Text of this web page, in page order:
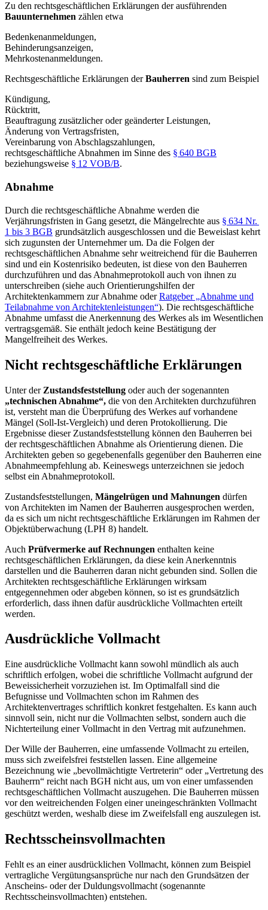
Zu den rechtsgeschäftlichen Erklärungen der ausführenden
Bauunternehmen zählen etwa
Bedenkenanmeldungen,
Behinderungsanzeigen,
Mehrkostenanmeldungen.
Rechtsgeschäftliche Erklärungen derBauherren sind zum Beispiel
Kündigung,
Rücktritt,
Beauftragung zusätzlicher oder geänderter Leistungen,
Änderung von Vertragsfristen,
Vereinbarung von Abschlagszahlungen,
rechtsgeschäftliche Abnahmen im Sinne des § 640 BGB
beziehungsweise § 12 VOB/B.
Abnahme
Durch die rechtsgeschäftliche Abnahme werden die
Verjährungsfristen in Gang gesetzt, die Mängelrechte aus § 634 Nr.
1 bis 3 BGB grundsätzlich ausgeschlossen und die Beweislast kehrt
sich zugunsten der Unternehmer um. Da die Folgen der
rechtsgeschäftlichen Abnahme sehr weitreichend für die Bauherren
sind und ein Kostenrisiko bedeuten, ist diese von den Bauherren
durchzuführen und das Abnahmeprotokoll auch von ihnen zu
unterschreiben (siehe auch Orientierungshilfen der
Architektenkammern zur Abnahme oderRatgeber „Abnahme und
Teilabnahme von Architektenleistungen“). Die rechtsgeschäftliche
Abnahme umfasst die Anerkennung des Werkes als im Wesentlichen
vertragsgemäß. Sie enthält jedoch keine Bestätigung der
Mangelfreiheit des Werkes.
Nicht rechtsgeschäftliche Erklärungen
Unter der Zustandsfeststellung oder auch der sogenannten
„technischen Abnahme“, die von den Architekten durchzuführen
ist, versteht man die Überprüfung des Werkes auf vorhandene
Mängel (Soll-Ist-Vergleich) und deren Protokollierung. Die
Ergebnisse dieser Zustandsfeststellung können den Bauherren bei
der rechtsgeschäftlichen Abnahme als Orientierung dienen. Die
Architekten geben so gegebenenfalls gegenüber den Bauherren eine
Abnahmeempfehlung ab. Keineswegs unterzeichnen sie jedoch
selbst ein Abnahmeprotokoll.
Zustandsfeststellungen, Mängelrügen und Mahnungen dürfen
von Architekten im Namen der Bauherren ausgesprochen werden,
da es sich um nicht rechtsgeschäftliche Erklärungen im Rahmen der
Objektüberwachung (LPH 8) handelt.
Auch Prüfvermerke auf Rechnungen enthalten keine
rechtsgeschäftlichen Erklärungen, da diese kein Anerkenntnis
darstellen und die Bauherren daran nicht gebunden sind. Sollen die
Architekten rechtsgeschäftliche Erklärungen wirksam
entgegennehmen oder abgeben können, so ist es grundsätzlich
erforderlich, dass ihnen dafür ausdrückliche Vollmachten erteilt
werden.
Ausdrückliche Vollmacht
Eine ausdrückliche Vollmacht kann sowohl mündlich als auch
schriftlich erfolgen, wobei die schriftliche Vollmacht aufgrund der
Beweissicherheit vorzuziehen ist. Im Optimalfall sind die
Befugnisse und Vollmachten schon im Rahmen des
Architektenvertrages schriftlich konkret festgehalten. Es kann auch
sinnvoll sein, nicht nur die Vollmachten selbst, sondern auch die
Nichterteilung einer Vollmacht in den Vertrag mit aufzunehmen.
Der Wille der Bauherren, eine umfassende Vollmacht zu erteilen,
muss sich zweifelsfrei feststellen lassen. Eine allgemeine
Bezeichnung wie „bevollmächtigte Vertreterin“ oder „Vertretung des
Bauherrn“ reicht nach BGH nicht aus, um von einer umfassenden
rechtsgeschäftlichen Vollmacht auszugehen. Die Bauherren müssen
vor den weitreichenden Folgen einer uneingeschränkten Vollmacht
geschützt werden, weshalb diese im Zweifelsfall eng auszulegen ist.
Rechtsscheinsvollmachten
Fehlt es an einer ausdrücklichen Vollmacht, können zum Beispiel
vertragliche Vergütungsansprüche nur nach den Grundsätzen der
Anscheins- oder der Duldungsvollmacht (sogenannte
Rechtsscheinsvollmachten) entstehen.